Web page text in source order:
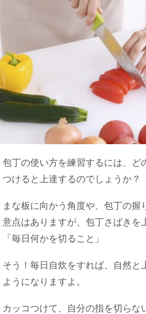
包丁の使い方を練習するには、ど
つけると上達するのでしょうか？
まな板に向かう角度や、包丁の握
意点はありますが、包丁さばきを
「毎日何かを切ること」
そう！毎日自炊をすれば、自然と
ようになりますよ。
カッコつけて、自分の指を切らな